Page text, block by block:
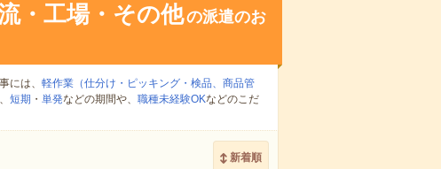
・工場・その他の派遣のお
には、 軽作業（仕分け・ピッキング・検品、商品管
短期 ・ 単発などの期間や、 職種未経験OKなどのこだ
新着順